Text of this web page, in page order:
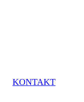
KONTAKT